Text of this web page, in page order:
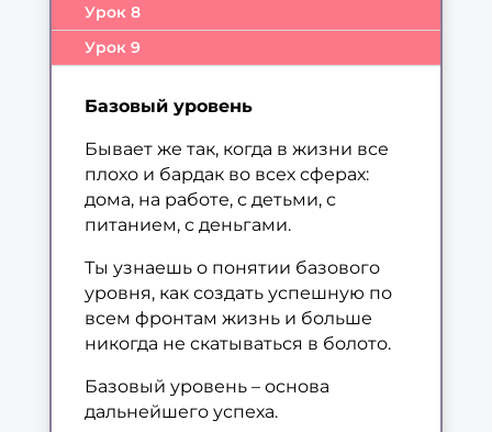
Урок 8
Урок 9
Базовый уровень
Бывает же так, когда в жизни все
плохо и бардак во всех сферах:
дома, на работе, с детьми, с
питанием, с деньгами.
Ты узнаешь о понятии базового
уровня, как создать успешную по
всем фронтам жизнь и больше
никогда не скатываться в болото.
Базовый уровень – основа
дальнейшего успеха.